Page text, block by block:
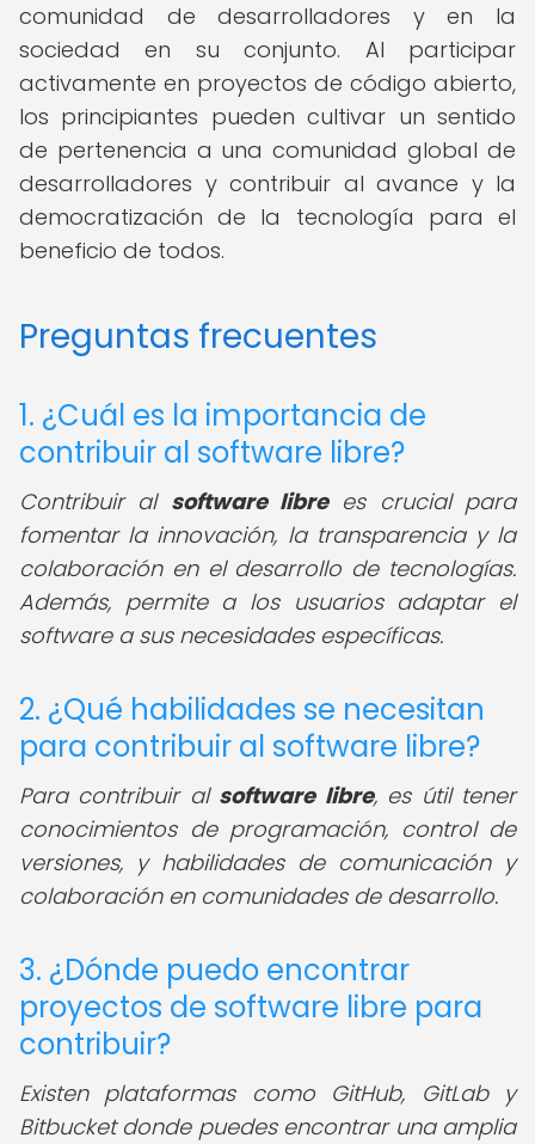
comunidad de desarrolladores y en la
sociedad en su conjunto. Al participar
activamente en proyectos de código abierto,
los principiantes pueden cultivar un sentido
de pertenencia a una comunidad global de
desarrolladores y contribuir al avance y la
democratización de la tecnología para el
beneficio de todos.
Preguntas frecuentes
1. ¿Cuál es la importancia de
contribuir al software libre?
Contribuir al software librees crucial para
fomentar la innovación, la transparencia y la
colaboración en el desarrollo de tecnologías.
Además, permite a los usuarios adaptar el
software a sus necesidades específicas.
2. ¿Qué habilidades se necesitan
para contribuir al software libre?
Para contribuir al software libre, es útil tener
conocimientos de programación, control de
versiones, y habilidades de comunicación y
colaboración en comunidades de desarrollo.
3. ¿Dónde puedo encontrar
proyectos de software libre para
contribuir?
Existen plataformas como GitHub, GitLab y
Bitbucket donde puedes encontrar una amplia